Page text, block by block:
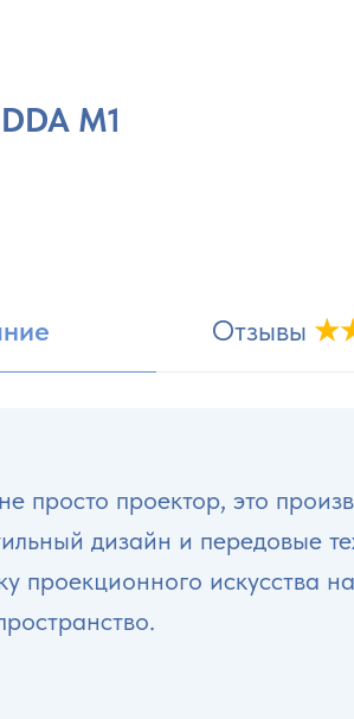
M1
Отзывы
просто проектор, это
дизайн и передовые
проекционного искусства